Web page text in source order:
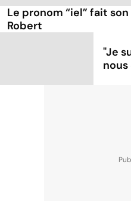
Le pronom “iel” fait
Robert
"Je